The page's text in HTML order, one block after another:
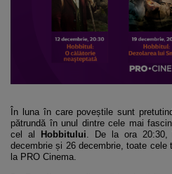
În luna în care poveștile sunt
pătrundă în unul dintre cele mai
cel al
Hobbitului. De la ora 20:30,
decembrie și 26 decembrie, toate
la PRO Cinema.